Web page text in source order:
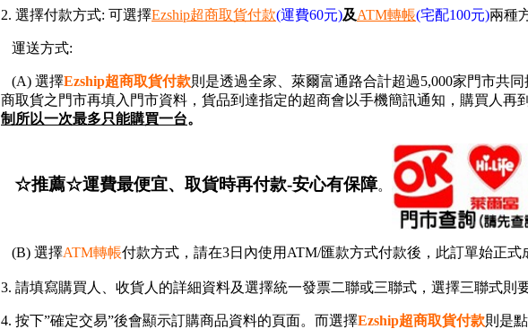
2. 選擇付款方式: 可選擇Ezship超商取貨付款(運費60元)及ATM轉帳(宅配100元)兩種
運送方式:
(A) 選擇Ezship超商取貨付款則是透過全家、萊爾富通路合計超過5,000家門市共
商取貨之門市再填入門市資料，貨品到達指定的超商會以手機簡訊通知，購買人再
制所以一次最多只能購買一台。
☆推薦☆運費最便宜、取貨時再付款-安心有保障。
(B) 選擇ATM轉帳付款方式，請在3日內使用ATM/匯款方式付款後，此訂單始正
3. 請填寫購買人、收貨人的詳細資料及選擇統一發票二聯或三聯式，選擇三聯式則
4. 按下”確定交易”後會顯示訂購商品資料的頁面。而選擇Ezship超商取貨付款則是